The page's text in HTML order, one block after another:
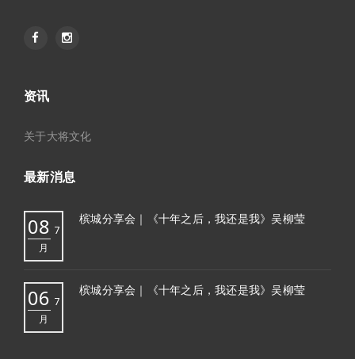
资讯
关于大将文化
最新消息
08 7
月
槟城分享会｜《十年之后，我还是我》吴柳莹
06 7
月
槟城分享会｜《十年之后，我还是我》吴柳莹